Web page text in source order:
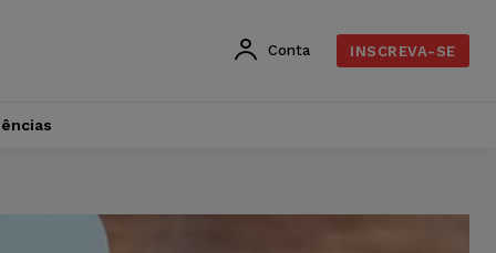
Conta INSCREVA-SE